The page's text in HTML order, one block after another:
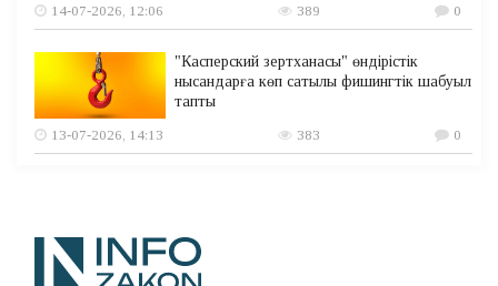
14-07-2026, 12:06 389 0
"Касперский зертханасы" өндірістік
нысандарға көп сатылы фишингтік шабуыл
тапты
13-07-2026, 14:13
383 0